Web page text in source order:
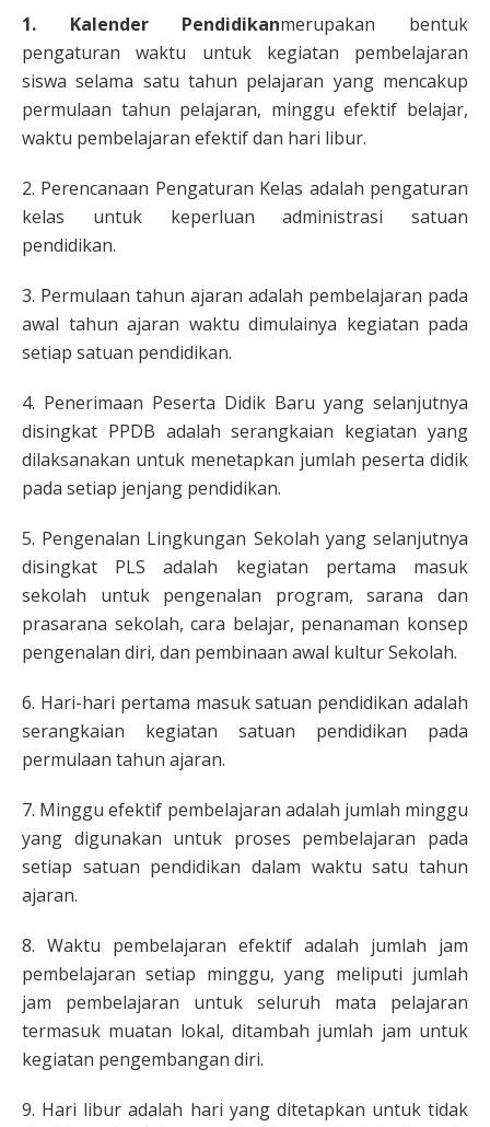
1. Kalender Pendidikanmerupakan bentuk
pengaturan waktu untuk kegiatan pembelajaran
siswa selama satu tahun pelajaran yang mencakup
permulaan tahun pelajaran, minggu efektif belajar,
waktu pembelajaran efektif dan hari libur.
2. Perencanaan Pengaturan Kelas adalah pengaturan
kelas untuk keperluan administrasi satuan
pendidikan.
3. Permulaan tahun ajaran adalah pembelajaran pada
awal tahun ajaran waktu dimulainya kegiatan pada
setiap satuan pendidikan.
4. Penerimaan Peserta Didik Baru yang selanjutnya
disingkat PPDB adalah serangkaian kegiatan yang
dilaksanakan untuk menetapkan jumlah peserta didik
pada setiap jenjang pendidikan.
5. Pengenalan Lingkungan Sekolah yang selanjutnya
disingkat PLS adalah kegiatan pertama masuk
sekolah untuk pengenalan program, sarana dan
prasarana sekolah, cara belajar, penanaman konsep
pengenalan diri, dan pembinaan awal kultur Sekolah.
6. Hari-hari pertama masuk satuan pendidikan adalah
serangkaian kegiatan satuan pendidikan pada
permulaan tahun ajaran.
7. Minggu efektif pembelajaran adalah jumlah minggu
yang digunakan untuk proses pembelajaran pada
setiap satuan pendidikan dalam waktu satu tahun
ajaran.
8. Waktu pembelajaran efektif adalah jumlah jam
pembelajaran setiap minggu, yang meliputi jumlah
jam pembelajaran untuk seluruh mata pelajaran
termasuk muatan lokal, ditambah jumlah jam untuk
kegiatan pengembangan diri.
9. Hari libur adalah hari yang ditetapkan untuk tidak